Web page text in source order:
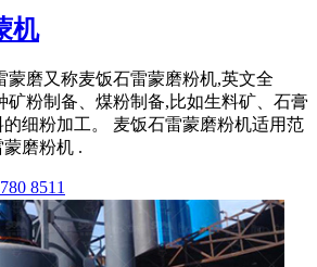
机
蒙磨又称麦饭石雷蒙磨粉机,英文全
矿粉制备、煤粉制备,比如生料矿、石膏
细粉加工。 麦饭石雷蒙磨粉机适用范
磨粉机 .
8511